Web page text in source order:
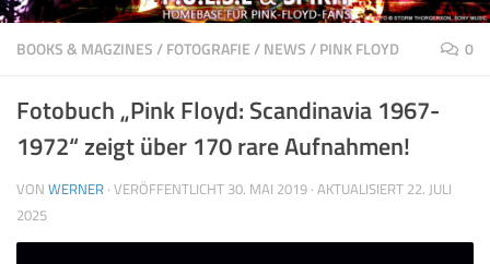
BOOKS & MAGZINES/FOTOGRAFIE/NEWS/PINK FLOYD 0
Fotobuch „Pink Floyd: Scandinavia 1967-
1972“ zeigt über 170 rare Aufnahmen!
VON WERNER · VERÖFFENTLICHT 30. MAI 2019 · AKTUALISIERT 22. JULI
2025